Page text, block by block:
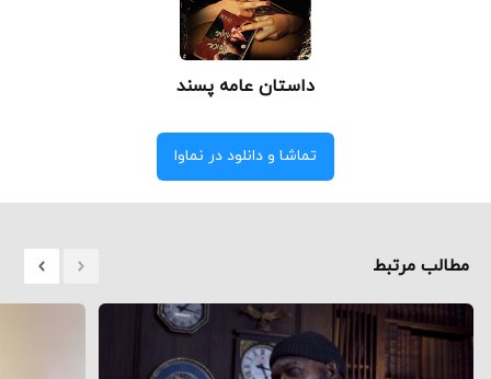
داستان عامه پسند
تماشا و دانلود در نماوا
مطالب مرتبط